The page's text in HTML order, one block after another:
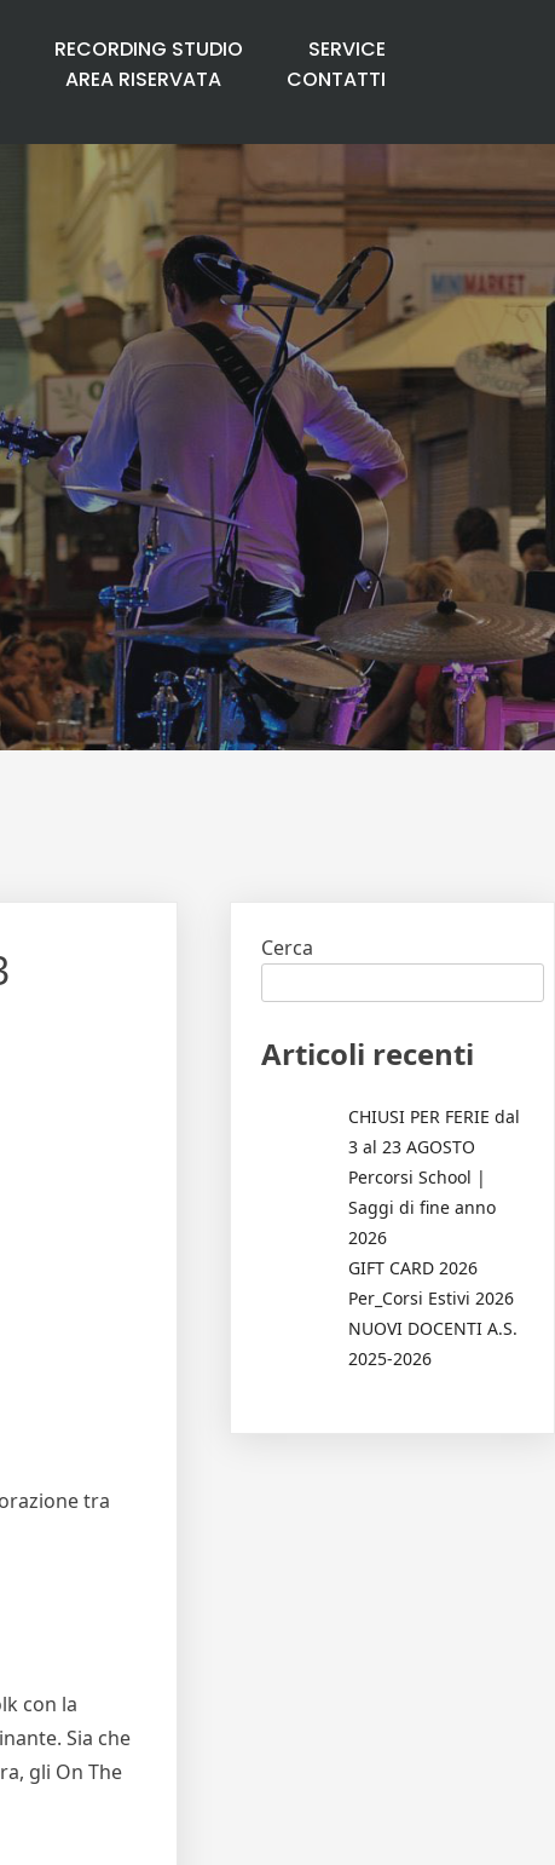
RECORDING STUDIO
SERVICE
AREA RISERVATA CONTATTI
tra
con la
Sia che
gli On The
Cerca
Articoli recenti
CHIUSI PER FERIE dal
3 al 23 AGOSTO
Percorsi School |
Saggi di fine anno
2026
GIFT CARD 2026
Per_Corsi Estivi 2026
NUOVI DOCENTI A.S.
2025-2026